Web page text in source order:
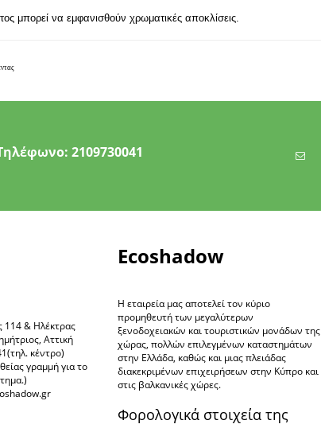
μπορεί να εμφανισθούν χρωματικές αποκλίσεις.
2109730041
Ecoshadow
Η εταιρεία μας αποτελεί τον κύριο
προμηθευτή των μεγαλύτερων
ξενοδοχειακών και τουριστικών μονάδων της
χώρας, πολλών επιλεγμένων καταστημάτων
στην Ελλάδα, καθώς και μιας πλειάδας
διακεκριμένων επιχειρήσεων στην Κύπρο και
στις βαλκανικές χώρες.
Φορολογικά στοιχεία της
114 & Ηλέκτρας
Αττική
κέντρο)
γραμμή για το